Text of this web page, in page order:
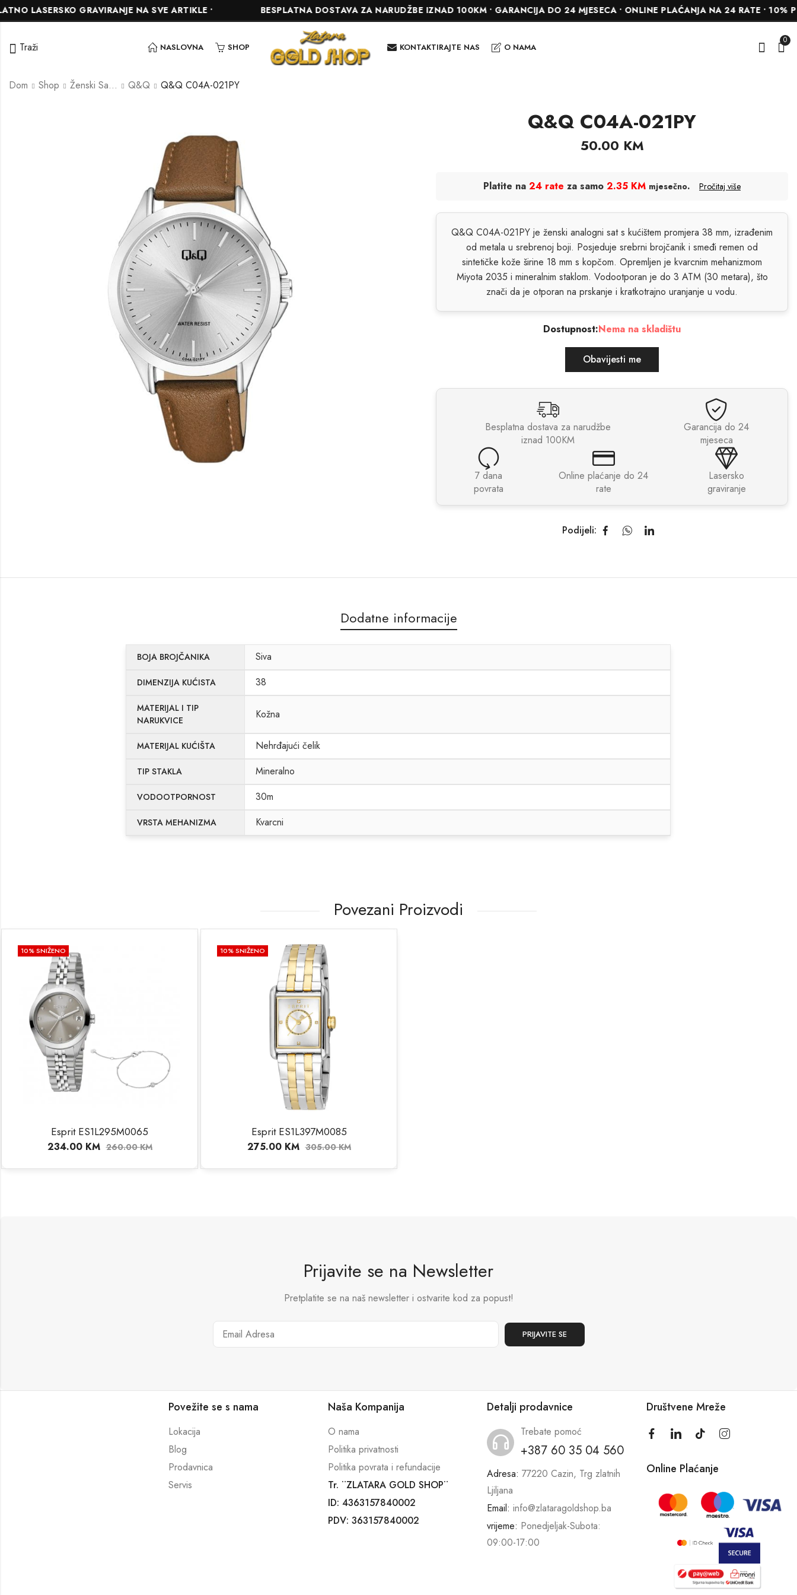
GRAVIRANJE NA SVE ARTIKLE • BESPLATNA DOSTAVA ZA NARUDŽBE IZNAD 100KM • GARANCIJA DO 24 MJESECA • ONLINE PLAĆANJA NA 24 RATE • 10%
Traži NASLOVNA SHOP KONTAKTIRAJTE NAS O NAMA
0
Dom Shop Ženski Satovi Q&Q Q&Q C04A-021PY
Q&Q C04A-021PY
50.00 KM
Platite na 24 rate za samo 2.35 KM mjesečno. Pročitaj više
Q&Q C04A-021PY je ženski analogni sat s kućištem promjera 38 mm, izrađenim
od metala u srebrenoj boji. Posjeduje srebrni brojčanik i smeđi remen od
sintetičke kože širine 18 mm s kopčom. Opremljen je kvarcnim mehanizmom
Miyota 2035 i mineralnim staklom. Vodootporan je do 3 ATM (30 metara), što
znači da je otporan na prskanje i kratkotrajno uranjanje u vodu.
Dostupnost:Nema na skladištu
Obavijesti me
Besplatna dostava za narudžbe
iznad 100KM
Garancija do 24
mjeseca
7 dana
povrata
Online plaćanje do 24
rate
Lasersko
graviranje
Podijeli:
Dodatne informacije
BOJA BROJČANIKA Siva
DIMENZIJA KUĆISTA 38
MATERIJAL I TIP
NARUKVICE
Kožna
MATERIJAL KUĆIŠTA Nehrđajući čelik
TIP STAKLA Mineralno
VODOOTPORNOST 30m
VRSTA MEHANIZMA Kvarcni
Povezani Proizvodi
10% SNIŽENO
Esprit ES1L295M0065
234.00 KM 260.00KM
10% SNIŽENO
Esprit ES1L397M0085
275.00 KM 305.00KM
Prijavite se na Newsletter
Pretplatite se na naš newsletter i ostvarite kod za popust!
Povežite se s nama
Lokacija
Blog
Prodavnica
Servis
Naša Kompanija
O nama
Politika privatnosti
Politika povrata i refundacije
Tr. ¨ZLATARA GOLD SHOP¨
ID: 4363157840002
PDV: 363157840002
Detalji prodavnice
Trebate pomoć
+387 60 35 04 560
Adresa: 77220 Cazin, Trg zlatnih
Ljiljana
Email: info@zlataragoldshop.ba
vrijeme: Ponedjeljak-Subota:
09:00-17:00
Društvene Mreže
Online Plaćanje